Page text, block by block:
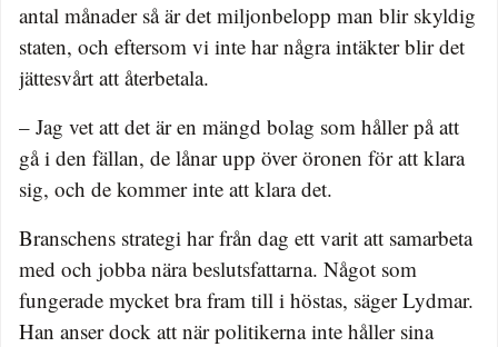
antal månader så är det miljonbelopp man blir skyldig
staten, och eftersom vi inte har några intäkter blir det
jättesvårt att återbetala.
– Jag vet att det är en mängd bolag som håller på att
gå i den fällan, de lånar upp över öronen för att klara
sig, och de kommer inte att klara det.
Branschens strategi har från dag ett varit att samarbeta
med och jobba nära beslutsfattarna. Något som
fungerade mycket bra fram till i höstas, säger Lydmar.
Han anser dock att när politikerna inte håller sina